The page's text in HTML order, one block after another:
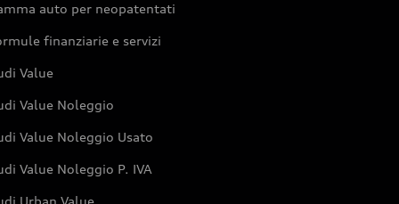
auto per neopatentati
finanziarie e servizi
Value
Value Noleggio
Value Noleggio Usato
Value Noleggio P. IVA